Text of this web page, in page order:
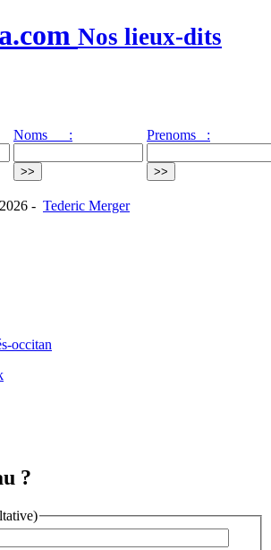
Nos lieux-dits
Noms : Prenoms :
- Tederic Merger
occitan
?